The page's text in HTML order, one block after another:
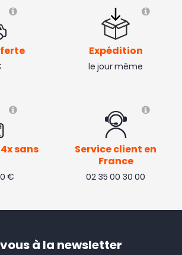
Expédition
le jour même
sans
€
Service client en
France
02 35 00 30 00
à la newsletter